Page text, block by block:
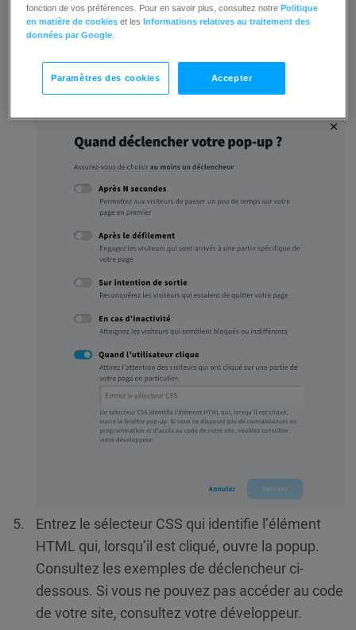
Entrez le sélecteur CSS qui identifie l’élément
HTML qui, lorsqu’il est cliqué, ouvre la popup.
Consultez les exemples de déclencheur ci-
dessous. Si vous ne pouvez pas accéder au code
de votre site, consultez votre développeur.
fonction de vos préférences. Pour en savoir plus, consultez notrePolitique
en matière de cookies et lesInformations relatives au traitement des
données par Google
Paramètres des cookies Accepter